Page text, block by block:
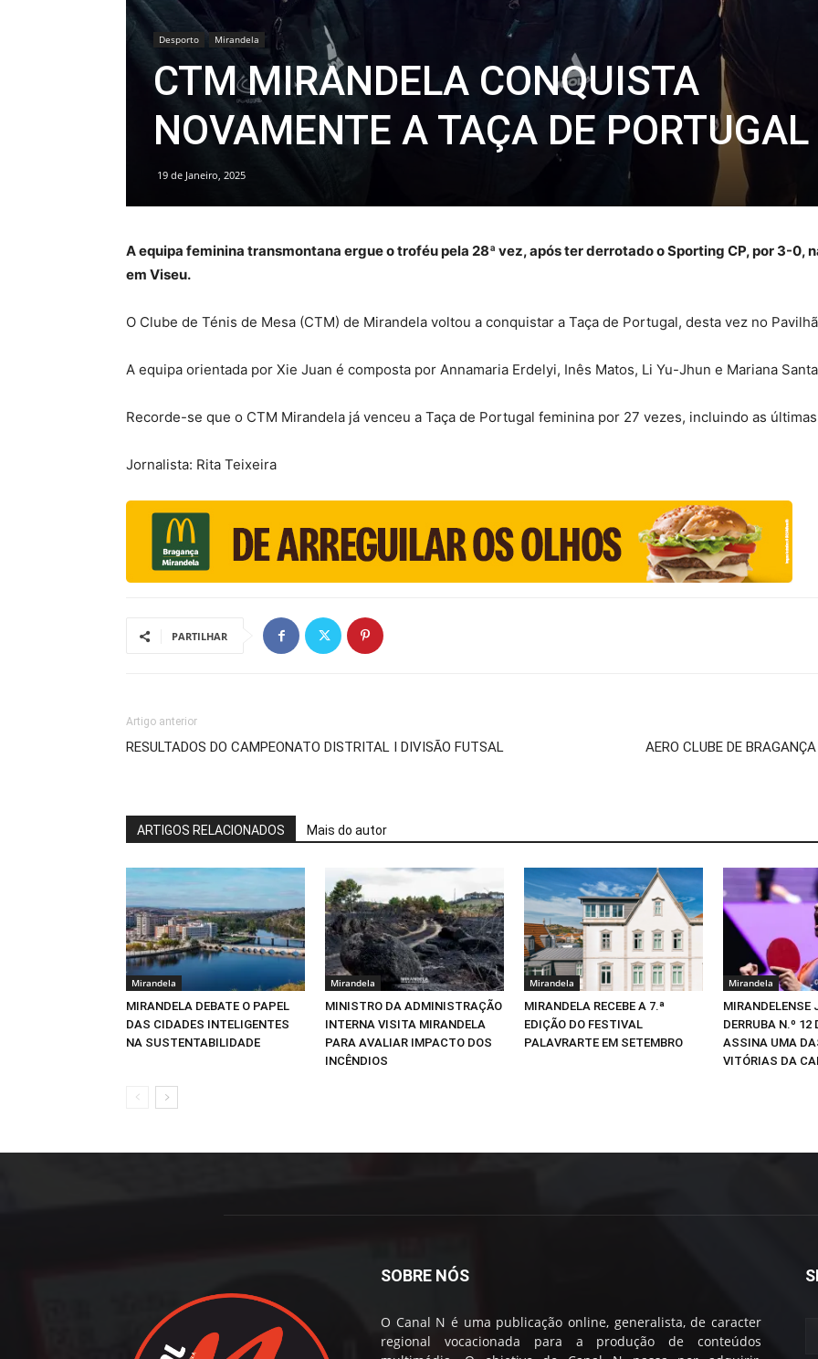
Desporto Mirandela
CTM MIRANDELA CONQUISTA
NOVAMENTE A TAÇA DE PORTUGAL
19 de Janeiro, 2025
A equipa feminina transmontana ergue o troféu pela 28ª vez, após ter derrotado o Sporting CP, por 3-0,
em Viseu.
O Clube de Ténis de Mesa (CTM) de Mirandela voltou a conquistar a Taça de Portugal, desta vez no
A equipa orientada por Xie Juan é composta por Annamaria Erdelyi, Inês Matos, Li Yu-Jhun e Mariana
Recorde-se que o CTM Mirandela já venceu a Taça de Portugal feminina por 27 vezes, incluindo as
Jornalista: Rita Teixeira
PARTILHAR
Artigo anterior
RESULTADOS DO CAMPEONATO DISTRITAL I DIVISÃO FUTSAL AERO CLUBE DE
ARTIGOS RELACIONADOS Mais do autor
Mirandela
MIRANDELA DEBATE O PAPEL
DAS CIDADES INTELIGENTES
NA SUSTENTABILIDADE
Mirandela
MINISTRO DA ADMINISTRAÇÃO
INTERNA VISITA MIRANDELA
PARA AVALIAR IMPACTO DOS
INCÊNDIOS
Mirandela
MIRANDELA RECEBE A 7.ª
EDIÇÃO DO FESTIVAL
PALAVRARTE EM SETEMBRO
Mirandela
MIRANDELENSE
DERRUBA N.º 12
ASSINA UMA
VITÓRIAS DA
SOBRE NÓS
O Canal N é uma publicação online, generalista, de caracter
regional vocacionada para a produção de conteúdos